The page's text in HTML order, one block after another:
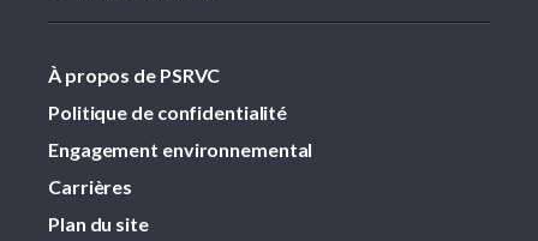
À propos de PSRVC
Politique de confidentialité
Engagement environnemental
Carrières
Plan du site